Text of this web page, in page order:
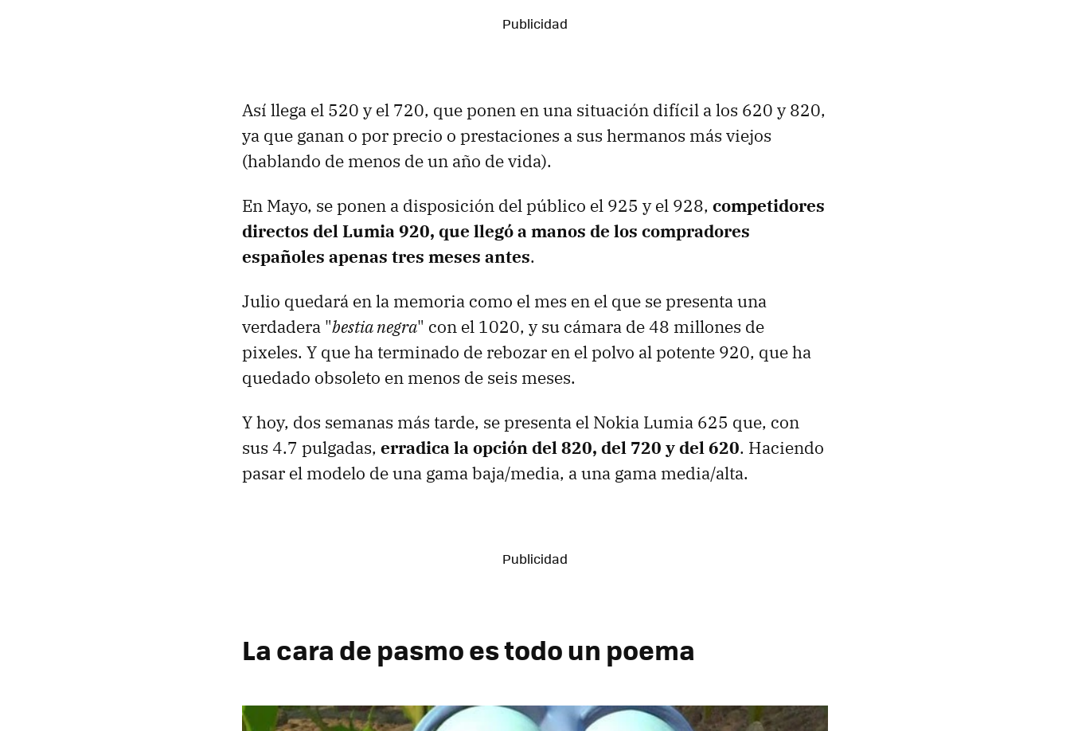
Así llega el 520 y el 720, que ponen en una situación difícil a los 620 y 820,
ya que ganan o por precio o prestaciones a sus hermanos más viejos
(hablando de menos de un año de vida).
En Mayo, se ponen a disposición del público el 925 y el 928, competidores
directos del Lumia 920, que llegó a manos de los compradores
españoles apenas tres meses antes.
Julio quedará en la memoria como el mes en el que se presenta una
verdadera "bestia negra" con el 1020, y su cámara de 48 millones de
pixeles. Y que ha terminado de rebozar en el polvo al potente 920, que ha
quedado obsoleto en menos de seis meses.
Y hoy, dos semanas más tarde, se presenta el Nokia Lumia 625 que, con
sus 4.7 pulgadas, erradica la opción del 820, del 720 y del 620. Haciendo
pasar el modelo de una gama baja/media, a una gama media/alta.
La cara de pasmo es todo un poema